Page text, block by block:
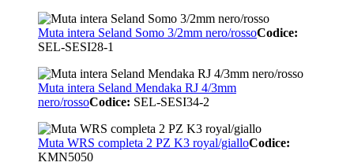
Muta intera Seland Somo 3/2mm nero/rossoCodice:
SEL-SESI28-1
Muta intera Seland Mendaka RJ 4/3mm
nero/rossoCodice: SEL-SESI34-2
Muta WRS completa 2 PZ K3 royal/gialloCodice:
KMN5050